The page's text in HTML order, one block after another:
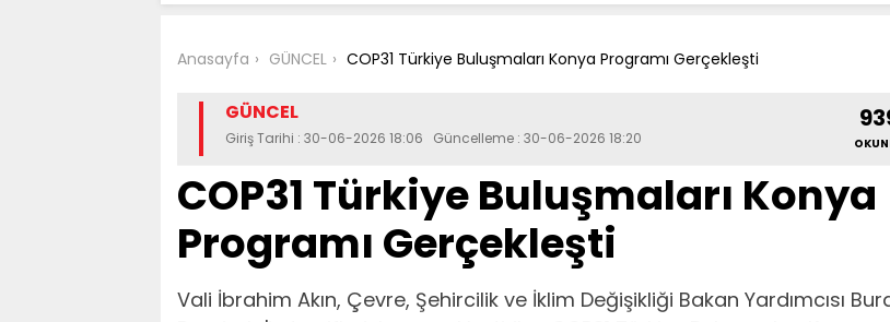
Anasayfa GÜNCEL COP31 Türkiye Buluşmaları Konya Programı Gerçekleşti
GÜNCEL
Giriş Tarihi : 30-06-2026 18:06 Güncelleme : 30-06-2026 18:20
COP31 Türkiye Buluşmaları Konya
Programı Gerçekleşti
Vali İbrahim Akın, Çevre, Şehircilik ve İklim Değişikliği Bakan Yardımcısı